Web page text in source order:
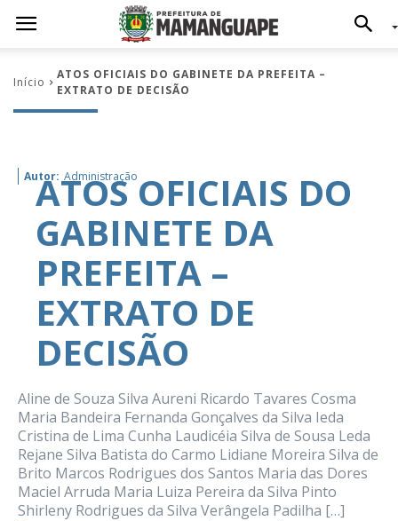
Início
ATOS OFICIAIS DO GABINETE DA PREFEITA –
EXTRATO DE DECISÃO
Autor: Administração
ATOS OFICIAIS DO
GABINETE DA
PREFEITA –
EXTRATO DE
DECISÃO
Aline de Souza Silva Aureni Ricardo Tavares Cosma
Maria Bandeira Fernanda Gonçalves da Silva Ieda
Cristina de Lima Cunha Laudicéia Silva de Sousa Leda
Rejane Silva Batista do Carmo Lidiane Moreira Silva de
Brito Marcos Rodrigues dos Santos Maria das Dores
Maciel Arruda Maria Luiza Pereira da Silva Pinto
Shirleny Rodrigues da Silva Verângela Padilha […]